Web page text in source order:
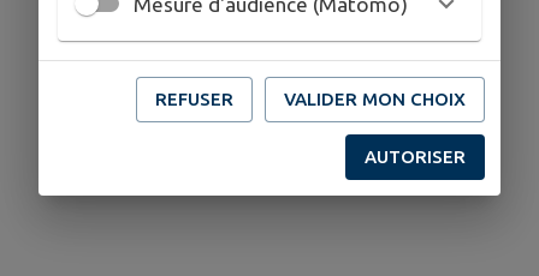
REFUSER VALIDER MON CHOIX
AUTORISER